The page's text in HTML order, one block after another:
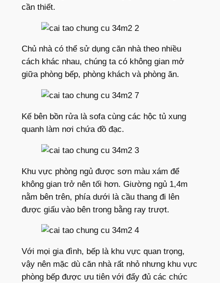
cần thiết.
Chủ nhà có thể sử dụng căn nhà theo nhiều
cách khác nhau, chúng ta có không gian mở
giữa phòng bếp, phòng khách và phòng ăn.
Kế bên bồn rửa là sofa cùng các hộc tủ xung
quanh làm nơi chứa đồ đạc.
Khu vực phòng ngủ được sơn màu xám để
không gian trở nên tối hơn. Giường ngủ 1,4m
nằm bên trên, phía dưới là cầu thang đi lên
được giấu vào bên trong bằng ray trượt.
Với mọi gia đình, bếp là khu vực quan trọng,
vậy nên mặc dù căn nhà rất nhỏ nhưng khu vực
phòng bếp được ưu tiên với đẩy đủ các chức